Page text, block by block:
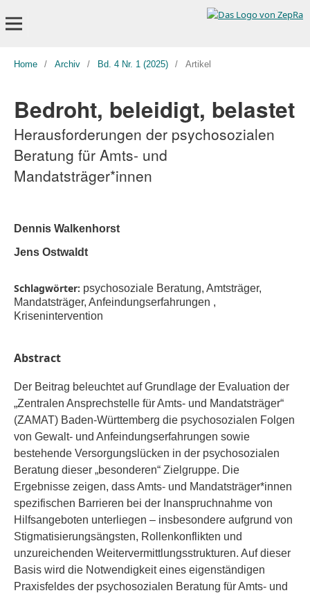
Home / Archiv / Bd. 4 Nr. 1 (2025) / Artikel
Bedroht, beleidigt, belastet
Herausforderungen der psychosozialen
Beratung für Amts- und
Mandatsträger*innen
Dennis Walkenhorst
Jens Ostwaldt
Schlagwörter: psychosoziale Beratung, Amtsträger,
Mandatsträger, Anfeindungserfahrungen ,
Krisenintervention
Abstract
Der Beitrag beleuchtet auf Grundlage der Evaluation der
„Zentralen Ansprechstelle für Amts- und Mandatsträger“
(ZAMAT) Baden-Württemberg die psychosozialen Folgen
von Gewalt- und Anfeindungserfahrungen sowie
bestehende Versorgungslücken in der psychosozialen
Beratung dieser „besonderen“ Zielgruppe. Die
Ergebnisse zeigen, dass Amts- und Mandatsträger*innen
spezifischen Barrieren bei der Inanspruchnahme von
Hilfsangeboten unterliegen – insbesondere aufgrund von
Stigmatisierungsängsten, Rollenkonflikten und
unzureichenden Weitervermittlungsstrukturen. Auf dieser
Basis wird die Notwendigkeit eines eigenständigen
Praxisfeldes der psychosozialen Beratung für Amts- und